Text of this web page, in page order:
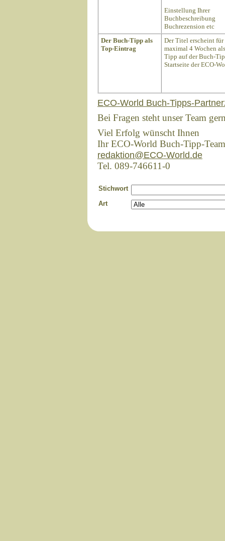
Einstellung Ihrer
Buchbeschreibung
Buchrezension etc
Der Buch-Tipp als
Top-Eintrag
Der Titel erscheint für
maximal 4 Wochen
Tipp auf der Buch-
Startseite der ECO-
ECO-World Buch-Tipps-
Bei Fragen steht unser Team
Viel Erfolg wünscht Ihnen
Ihr ECO-World Buch-Tipp-Team
redaktion@ECO-World.de
Tel. 089-746611-0
Stichwort
Art